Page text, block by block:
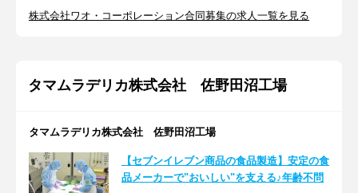
株式会社ワオ・コーポレーション合同募集の求人一覧を見る
タマムラデリカ株式会社 佐野田沼工場
タマムラデリカ株式会社 佐野田沼工場
【セブンイレブン商品の食品製造】安定の食
品メーカーで"おいしい"を支える♪年齢不問